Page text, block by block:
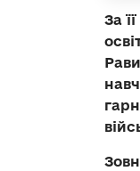
За